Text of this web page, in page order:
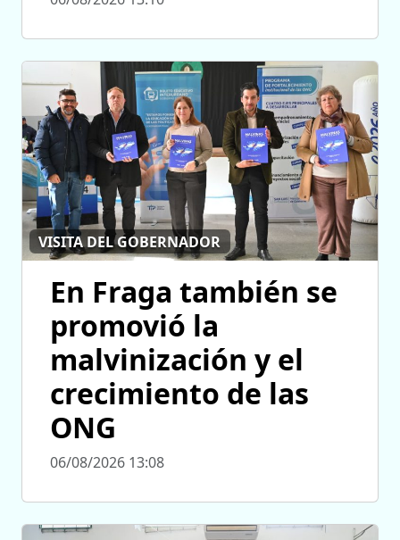
VISITA DEL GOBERNADOR
En Fraga también se
promovió la
malvinización y el
crecimiento de las
ONG
06/08/2026 13:08